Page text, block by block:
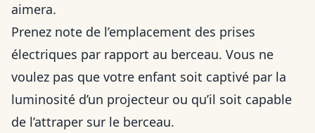
aimera.
Prenez note de l’emplacement des prises
électriques par rapport au berceau. Vous ne
voulez pas que votre enfant soit captivé par la
luminosité d’un projecteur ou qu’il soit capable
de l’attraper sur le berceau.